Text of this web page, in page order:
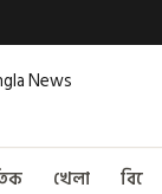
খেলা